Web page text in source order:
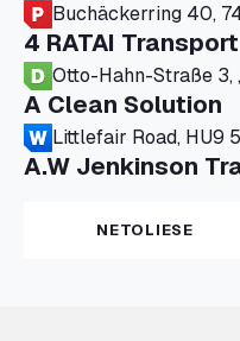
Buchäckerring 40,
4 RATAI
A Clean Solution
Littlefair Road, HU9
A.W Jenkinson
Progress House,
A+G Nettetal -
Am Panneschopp 7,
NETOLIESE